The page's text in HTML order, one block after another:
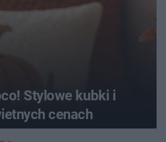
Stylowe kubki i
cenach